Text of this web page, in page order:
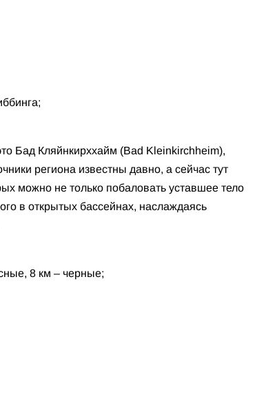
Бад Кляйнкирххайм (Bad Kleinkirchheim),
региона известны давно, а сейчас тут
можно не только побаловать уставшее тело
в открытых бассейнах, наслаждаясь
8 км – черные;